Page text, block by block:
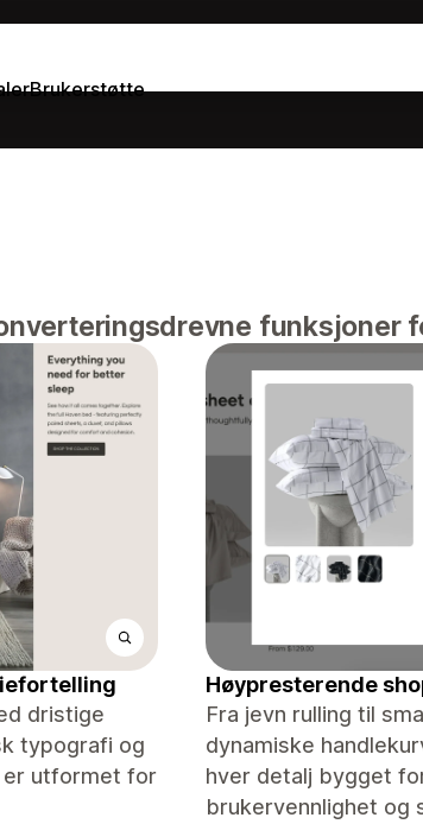
Brukerstøtte
funksjoner
dristige
typografi og
er utformet for
Høypresterende
Fra jevn rulling til
dynamiske
hver detalj bygget
brukervennlighet og